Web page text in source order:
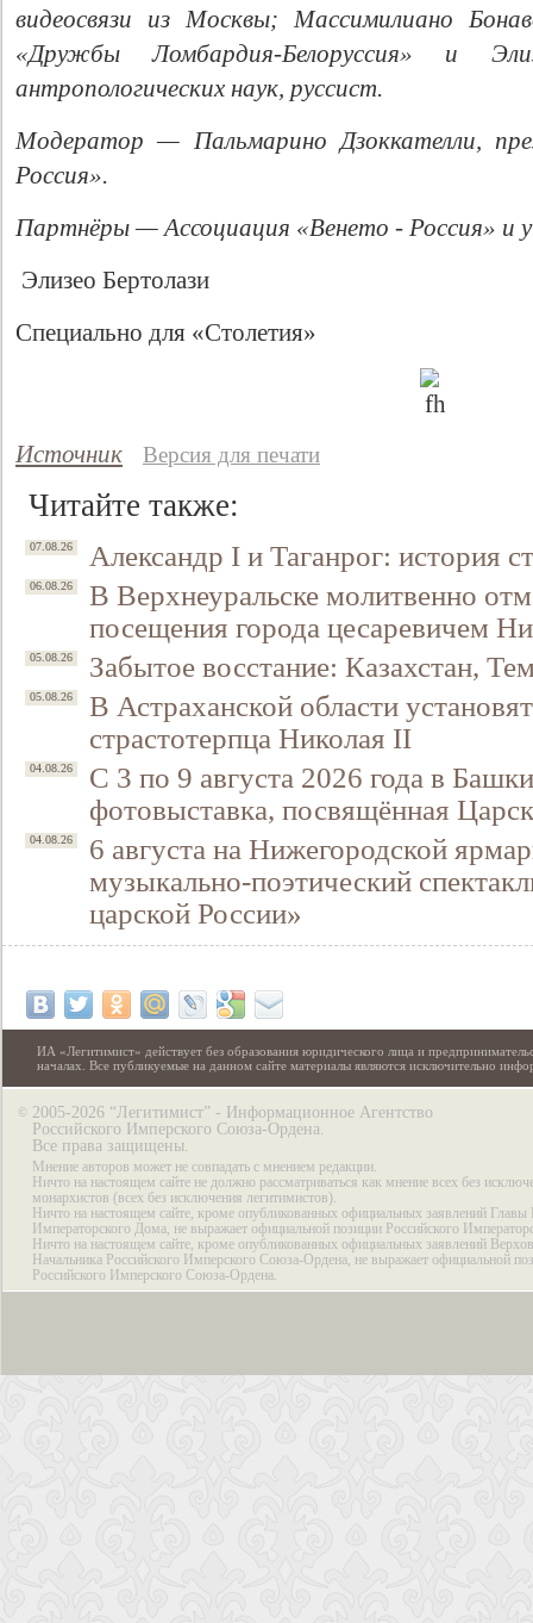
видеосвязи из Москвы; Массимилиано
«Дружбы Ломбардия-Белоруссия» и
антропологических наук, руссист.
Модератор — Пальмарино Дзоккателли,
Россия».
Партнёры — Ассоциация «Венето - Россия» и
Элизео Бертолази
Специально для «Столетия»
Источник Версия для печати
Читайте также:
07.08.26 Александр I и Таганрог: история
06.08.26
В Верхнеуральске молитвенно
посещения города цесаревичем
05.08.26 Забытое восстание: Казахстан,
05.08.26
В Астраханской области
страстотерпца Николая II
04.08.26
С 3 по 9 августа 2026 года в
фотовыставка, посвящённая
04.08.26
6 августа на Нижегородской
музыкально-поэтический
царской России»
ИА «Легитимист» действует без образования юридического лица и
началах. Все публикуемые на данном сайте материалы являются исключительно
© 2005-2026 “Легитимист” - Информационное Агентство
Российского Имперского Союза-Ордена.
Все права защищены.
Мнение авторов может не совпадать с мнением редакции.
Ничто на настоящем сайте не должно рассматриваться как мнение всех без
монархистов (всех без исключения легитимистов).
Ничто на настоящем сайте, кроме опубликованных официальных заявлений Главы
Императорского Дома, не выражает официальной позиции Российского
Ничто на настоящем сайте, кроме опубликованных официальных заявлений
Начальника Российского Имперского Союза-Ордена, не выражает официальной
Российского Имперского Союза-Ордена.